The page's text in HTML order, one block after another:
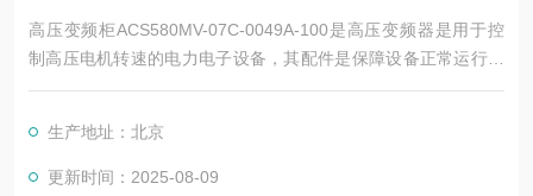
高压变频柜ACS580MV-07C-0049A-100是高压变频器是用于控
制高压电机转速的电力电子设备，其配件是保障设备正常运行、
实现功能扩展及维护维修的重要组成部分。这些配件种类繁多，
生产地址：北京
更新时间：2025-08-09